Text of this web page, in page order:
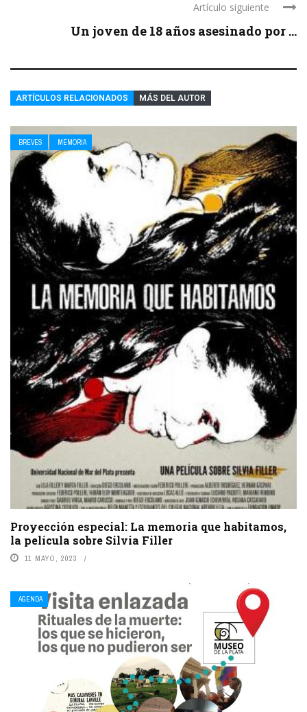
Artículo siguiente
Un joven de 18 años asesinado por ...
ARTÍCULOS RELACIONADOS MÁS DEL AUTOR
BREVES MEMORIA
Proyección especial: La memoria que habitamos,
la película sobre Silvia Filler
11 MAYO, 2023
AGENDA